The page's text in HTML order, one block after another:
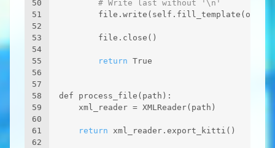
50
51
52
53
54
55
56
57
58
59
60
61
62
# Write last without '\n'
        file.close()
return True
def process_file(path):
    xml_reader = XMLReader(path)
return xml_reader.export_kitti()